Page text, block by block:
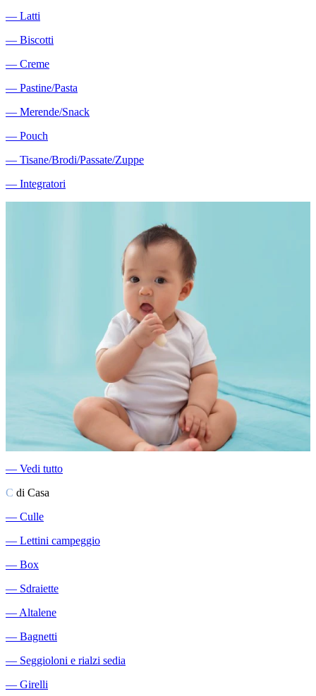
― Latti
― Biscotti
― Creme
― Pastine/Pasta
― Merende/Snack
― Pouch
― Tisane/Brodi/Passate/Zuppe
― Integratori
― Vedi tutto
C di Casa
― Culle
― Lettini campeggio
― Box
― Sdraiette
―Altalene
― Bagnetti
― Seggioloni e rialzi sedia
― Girelli